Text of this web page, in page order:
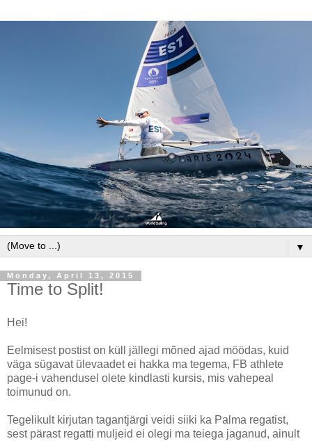
▼
Monday, April 13, 2015
Time to Split!
Hei!
Eelmisest postist on küll jällegi mõned ajad möödas, kuid
väga sügavat ülevaadet ei hakka ma tegema, FB athlete
page-i vahendusel olete kindlasti kursis, mis vahepeal
toimunud on.
Tegelikult kirjutan tagantjärgi veidi siiki ka Palma regatist,
sest pärast regatti muljeid ei olegi ma teiega jaganud, ainult